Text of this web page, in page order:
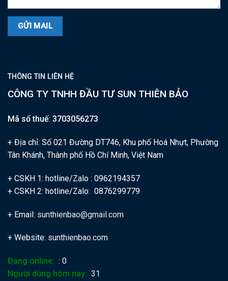
THÔNG TIN LIÊN HỆ
CÔNG TY TNHH ĐẦU TƯ SUN THIÊN BẢO
Mã số thuế: 3703056273
+ Địa chỉ: Số 021 Đường DT746, Khu phố Hoá Nhựt, Phường
Tân Khánh, Thành phố Hồ Chí Minh, Việt Nam
+ CSKH 1: hotline/Zalo : 0962194357
+ CSKH 2: hotline/Zalo: 0876299779
+ Email: sunthienbao@gmail.com
+ Website: sunthienbao.com
Đang online: : 0
Người dùng hôm nay: 31